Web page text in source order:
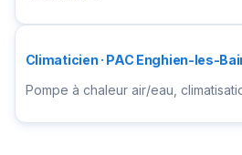
Climaticien · PAC Enghien-les-
Pompe à chaleur air/eau,